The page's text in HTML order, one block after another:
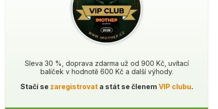
Sleva 30 %, doprava zdarma už od 900 Kč, uvítací
balíček v hodnotě 600 Kč a další výhody.
Stačí se zaregistrovata stát se členem VIP clubu.